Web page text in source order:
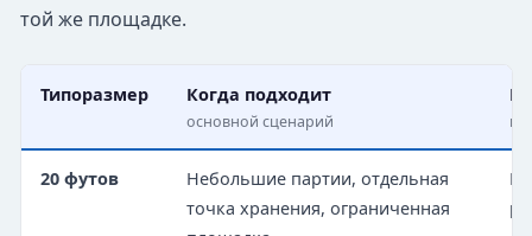
той же площадке.
Типоразмер Когда подходит
основной сценарий
20 футов
Небольшие партии, отдельная
точка хранения, ограниченная